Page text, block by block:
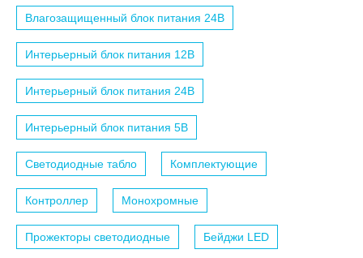
Влагозащищенный блок питания 24B
Интерьерный блок питания 12B
Интерьерный блок питания 24B
Интерьерный блок питания 5B
Светодиодные табло Комплектующие
Контроллер Монохромные
Прожекторы светодиодные Бейджи LED